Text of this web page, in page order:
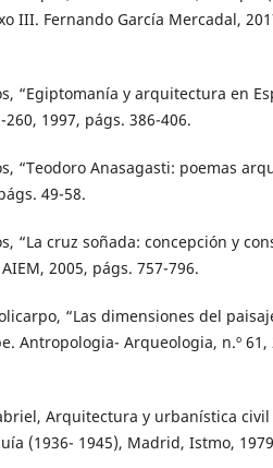
III. Fernando García Mercadal,
“Egiptomanía y arquitectura en
260, 1997, págs. 386-406.
“Teodoro Anasagasti: poemas
49-58.
“La cruz soñada: concepción y
2005, págs. 757-796.
“Las dimensiones del
Antropologia- Arqueologia, n.º 61,
Arquitectura y urbanística
(1936- 1945), Madrid, Istmo,